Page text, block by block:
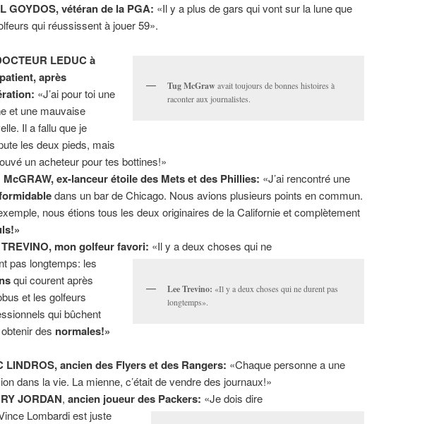
GOYDOS, vétéran de la PGA: «Il y a plus de gars qui vont sur la lune que
qui réussissent à jouer 59».
Tug McGrawavait toujours de bonnes histoires à
raconter aux journalistes.
LEDUC à
après
«J’ai pour toi une
et une mauvaise
Il a fallu que je
les deux pieds, mais
un acheteur pour tes bottines!»
McGRAW, ex-lanceur étoile des Mets et des Phillies: «J’ai rencontré une
dans un bar de Chicago. Nous avions plusieurs points en commun.
nous étions tous les deux originaires de la Californie et complètement
mon golfeur favori: «Il y a deux choses qui ne
Lee Trevino: «Il y a deux choses qui ne durent pas
longtemps».
pas longtemps: les
qui courent après
et les golfeurs
qui bûchent
des normales!»
LINDROS, ancien des Flyers et des Rangers: «Chaque personne a une
dans la vie. La mienne, c’était de vendre des journaux!»
JORDAN,ancien joueur des Packers: «Je dois dire
Lombardi est juste